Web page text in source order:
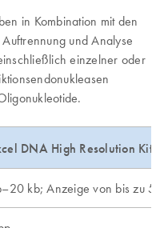
in Kombination mit den
und Analyse
einzelner oder
DNA High Resolution Kit
kb; Anzeige von bis zu